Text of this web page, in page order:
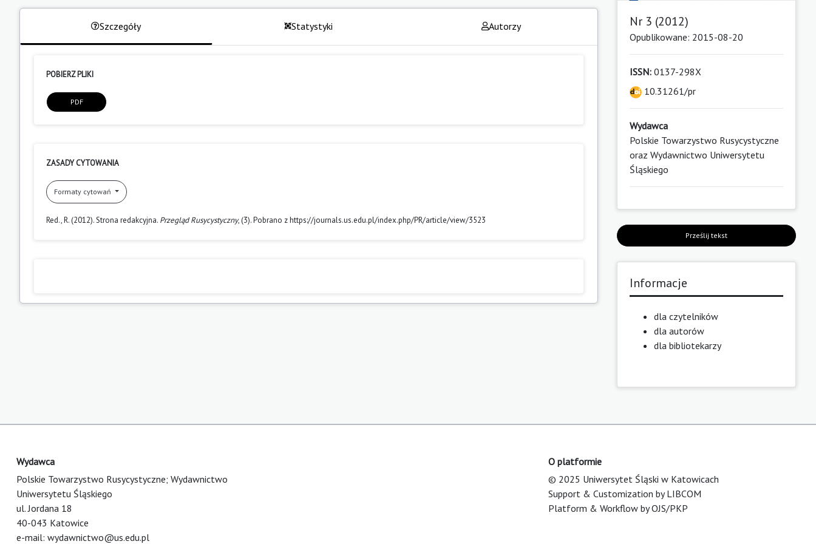
Szczegóły Statystyki Autorzy
POBIERZ PLIKI
PDF
ZASADY CYTOWANIA
Formaty cytowań
Red., R. (2012). Strona redakcyjna. Przegląd Rusycystyczny, (3). Pobrano z https://journals.us.edu.pl/index.php/PR/article/view/3523
Nr 3 (2012)
Opublikowane: 2015-08-20
ISSN:0137-298X
10.31261/pr
Wydawca
Polskie Towarzystwo Rusycystyczne
oraz Wydawnictwo Uniwersytetu
Śląskiego
Prześlij tekst
Informacje
dla czytelników
dla autorów
dla bibliotekarzy
Wydawca
Polskie Towarzystwo Rusycystyczne; Wydawnictwo
Uniwersytetu Śląskiego
ul. Jordana 18
40-043 Katowice
e-mail: wydawnictwo@us.edu.pl
O platformie
© 2025 Uniwersytet Śląski w Katowicach
Support & Customization by LIBCOM
Platform & Workflow by OJS/PKP